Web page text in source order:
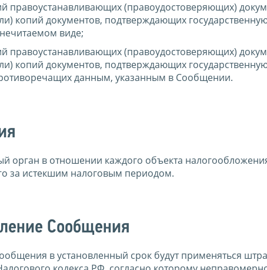
(правоудостоверяющих)
копий документов, подтверждающих
виде;
(правоудостоверяющих)
копий документов, подтверждающих
данным, указанным в Сообщении.
орган в отношении каждого объекта
за истекшим налоговым периодом.
Сообщения
в установленный срок будут применяться